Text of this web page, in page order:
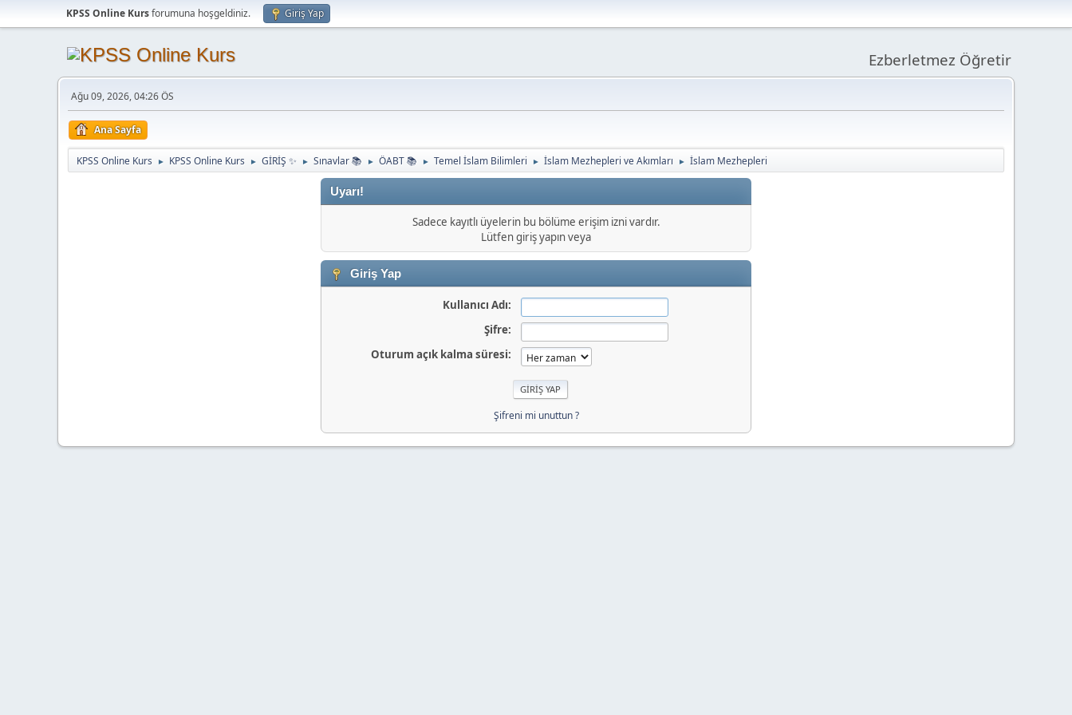
KPSS Online Kursforumuna hoşgeldiniz. Giriş Yap
Ezberletmez Öğretir
Ağu 09, 2026, 04:26 ÖS
Ana Sayfa
KPSS Online Kurs ► KPSS Online Kurs ► GİRİŞ ✨ ► Sınavlar 📚 ► ÖABT 📚 ► Temel İslam Bilimleri ► İslam Mezhepleri ve Akımları ► İslam Mezhepleri
Uyarı!
Sadece kayıtlı üyelerin bu bölüme erişim izni vardır.
Lütfen giriş yapın veya
Giriş Yap
Kullanıcı Adı:
Şifre:
Oturum açık kalma süresi:
Şifreni mi unuttun ?